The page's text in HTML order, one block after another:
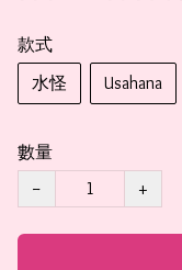
款式
水怪
Usahana
數量
−
+